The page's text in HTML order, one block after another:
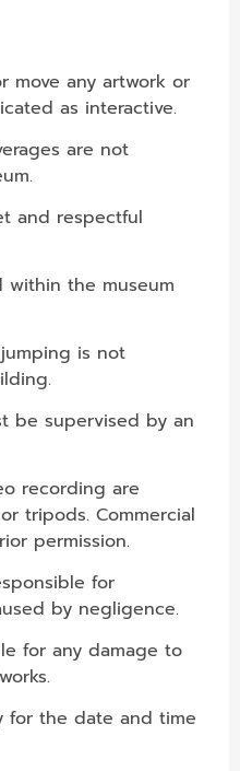
move any artwork or
as interactive.
are not
and respectful
within the museum
is not
be supervised by an
recording are
tripods. Commercial
permission.
for
by negligence.
for any damage to
for the date and time